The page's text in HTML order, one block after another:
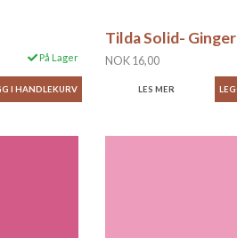
På Lager
Tilda Solid- Ginger
NOK 16,00
LES MER